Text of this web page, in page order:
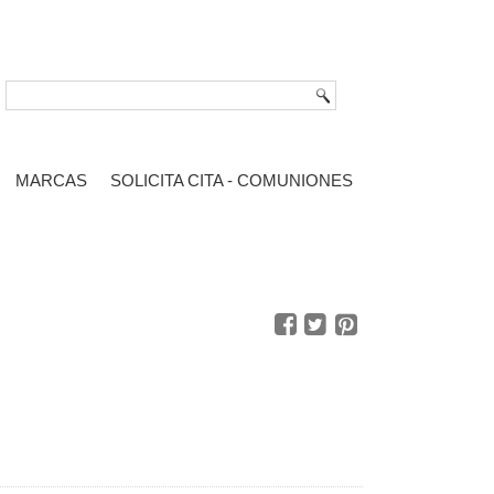
MARCAS SOLICITA CITA - COMUNIONES